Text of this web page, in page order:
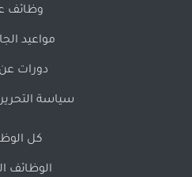
وظائف
مواعيد
دورات
سياسة
كل
الوظائف